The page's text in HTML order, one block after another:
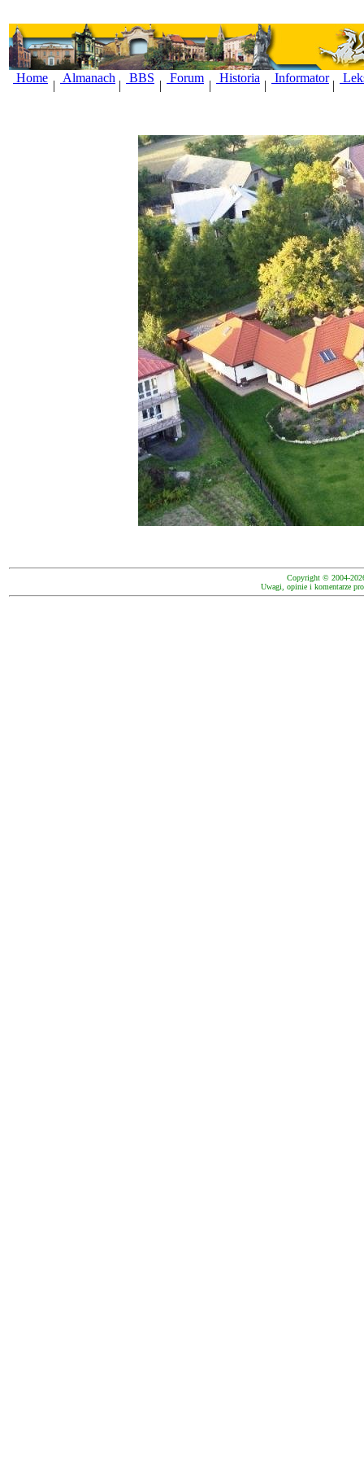
Home
|
Almanach
|
BBS
|
Forum
|
Historia
|
Informator
|
Copyright © 2004-
Uwagi, opinie i komentarze